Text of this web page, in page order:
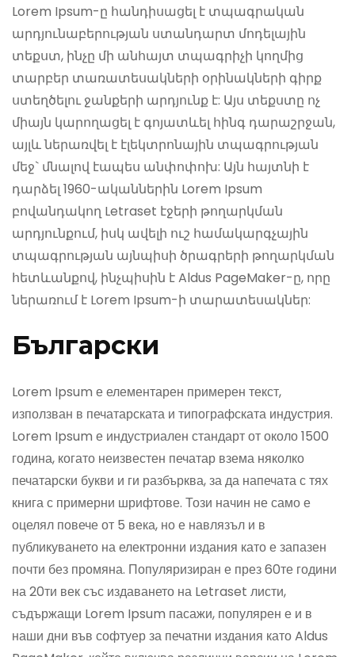
Lorem Ipsum-ը հանդիսացել է տպագրական
արդյունաբերության ստանդարտ մոդելային
տեքստ, ինչը մի անհայտ տպագրիչի կողմից
տարբեր տառատեսակների օրինակների գիրք
ստեղծելու ջանքերի արդյունք է: Այս տեքստը ոչ
միայն կարողացել է գոյատևել հինգ դարաշրջան,
այլև ներառվել է էլեկտրոնային տպագրության
մեջ` մնալով էապես անփոփոխ: Այն հայտնի է
դարձել 1960-ականներին Lorem Ipsum
բովանդակող Letraset էջերի թողարկման
արդյունքում, իսկ ավելի ուշ համակարգչային
տպագրության այնպիսի ծրագրերի թողարկման
հետևանքով, ինչպիսին է Aldus PageMaker-ը, որը
ներառում է Lorem Ipsum-ի տարատեսակներ:
Български
Lorem Ipsum е елементарен примерен текст,
използван в печатарската и типографската индустрия.
Lorem Ipsum е индустриален стандарт от около 1500
година, когато неизвестен печатар взема няколко
печатарски букви и ги разбърква, за да напечата с тях
книга с примерни шрифтове. Този начин не само е
оцелял повече от 5 века, но е навлязъл и в
публикуването на електронни издания като е запазен
почти без промяна. Популяризиран е през 60те години
на 20ти век със издаването на Letraset листи,
съдържащи Lorem Ipsum пасажи, популярен е и в
наши дни във софтуер за печатни издания като Aldus